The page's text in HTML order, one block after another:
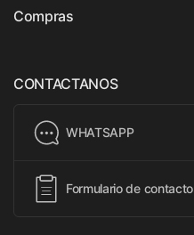
Compras
CONTACTANOS
WHATSAPP
Formulario de contacto